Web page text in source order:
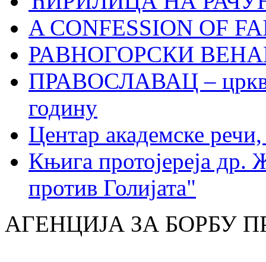
A CONFESSION OF
РАВНОГОРСКИ
ПРАВОСЛАВАЦ –
годину
Центар академске
Књига протојереја др.
против Голијата"
АГЕНЦИЈА ЗА БОРБУ